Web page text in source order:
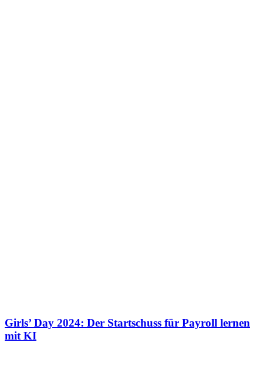
Girls’ Day 2024: Der Startschuss für Payroll lernen
mit KI